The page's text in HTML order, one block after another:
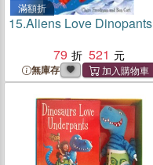
滿額折
15.Aliens Love Dinopants
79
521
無庫存